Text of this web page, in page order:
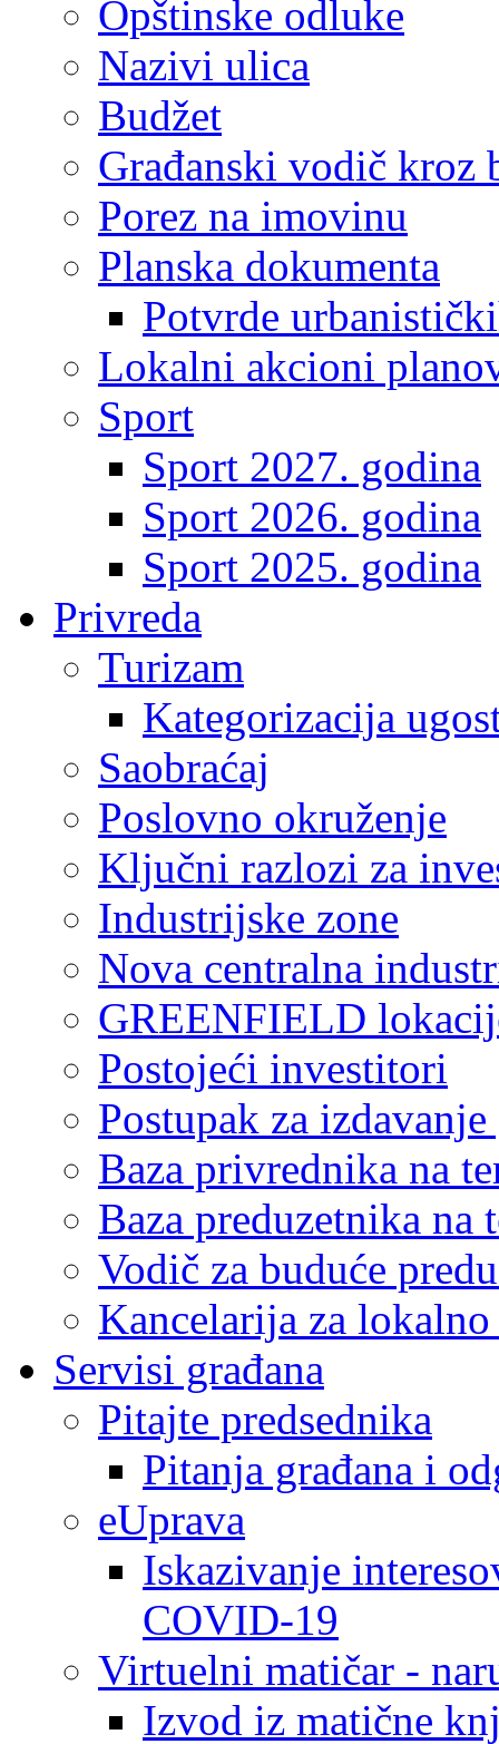
Opštinske odluke
Nazivi ulica
Budžet
Građanski vodič kroz
Porez na imovinu
Planska dokumenta
Potvrde
Lokalni akcioni
Sport
Sport 2027. godina
Sport 2026. godina
Sport 2025. godina
Privreda
Turizam
Kategorizacija
Saobraćaj
Poslovno okruženje
Ključni razlozi za
Industrijske zone
Nova centralna
GREENFIELD
Postojeći investitori
Postupak za
Baza privrednika na
Baza preduzetnika
Vodič za buduće
Kancelarija za
Servisi građana
Pitajte predsednika
Pitanja građana i
eUprava
Iskazivanje
COVID-19
Virtuelni matičar -
Izvod iz matične